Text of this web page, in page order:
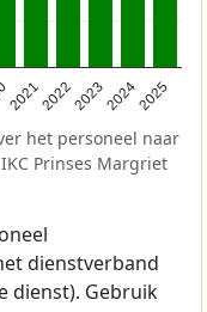
20212022202320242025
het personeel naar
Prinses Margriet
dienstverband
dienst). Gebruik